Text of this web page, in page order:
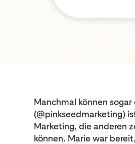
Manchmal können
(@pinkseedmarketing)
Marketing, die anderen
können. Marie war